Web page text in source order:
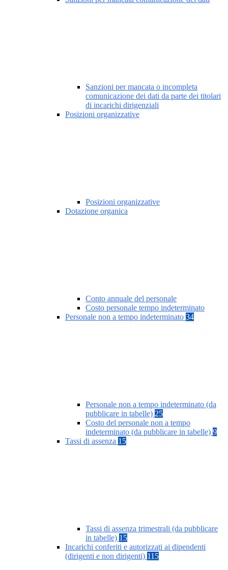
Sanzioni per mancata o incompleta
comunicazione dei dati da parte dei titolari
di incarichi dirigenziali
Posizioni organizzative
Posizioni organizzative
Dotazione organica
Conto annuale del personale
Costo personale tempo indeterminato
Personale non a tempo indeterminato 34
Personale non a tempo indeterminato (da
pubblicare in tabelle) 25
Costo del personale non a tempo
indeterminato (da pubblicare in tabelle) 9
Tassi di assenza 15
Tassi di assenza trimestrali (da pubblicare
in tabelle) 15
Incarichi conferiti e autorizzati ai dipendenti
(dirigenti e non dirigenti) 115